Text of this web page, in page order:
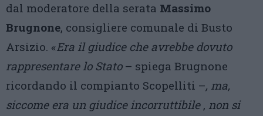
dal moderatore della serata Massimo
Brugnone, consigliere comunale di Busto
Arsizio. «Era il giudice che avrebbe dovuto
rappresentare lo Stato – spiega Brugnone
ricordando il compianto Scopelliti –, ma,
siccome era un giudice incorruttibile , non si